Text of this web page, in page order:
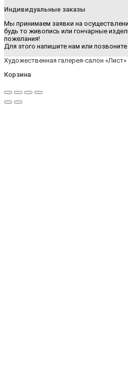
Индивидуальные заказы
Мы принимаем заявки на
будь то живопись или гончарные
пожелания!
Для этого напишите нам или позвоните
Художественная галерея-салон
Корзина